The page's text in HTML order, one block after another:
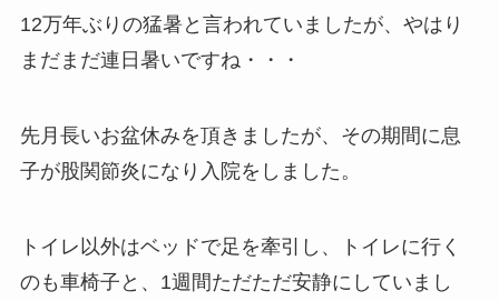
12万年ぶりの猛暑と言われていましたが、やはり
まだまだ連日暑いですね・・・
先月長いお盆休みを頂きましたが、その期間に息
子が股関節炎になり入院をしました。
トイレ以外はベッドで足を牽引し、トイレに行く
のも車椅子と、1週間ただただ安静にしていまし